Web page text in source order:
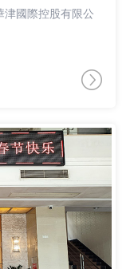
國際控股有限公